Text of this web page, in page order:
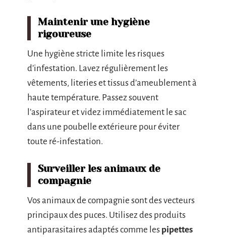
Maintenir une hygiène
rigoureuse
Une hygiène stricte limite les risques
d’infestation. Lavez régulièrement les
vêtements, literies et tissus d’ameublement à
haute température. Passez souvent
l’aspirateur et videz immédiatement le sac
dans une poubelle extérieure pour éviter
toute ré-infestation.
Surveiller les animaux de
compagnie
Vos animaux de compagnie sont des vecteurs
principaux des puces. Utilisez des produits
antiparasitaires adaptés comme les pipettes